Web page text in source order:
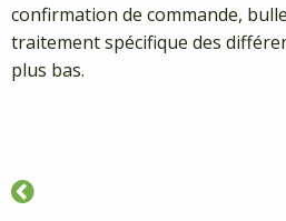
confirmation de commande,
traitement spécifique des
plus bas.